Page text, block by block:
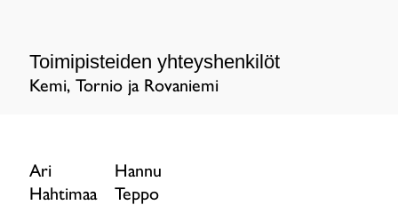
Toimipisteiden yhteyshenkilöt
Kemi, Tornio ja Rovaniemi
Ari
Hahtimaa
Hannu
Teppo